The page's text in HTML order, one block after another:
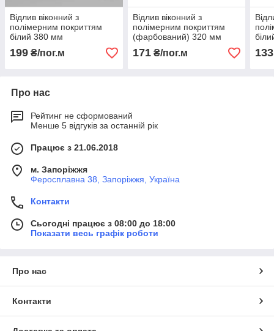
Відлив віконний з
полімерним покриттям
білий 380 мм
199 ₴/пог.м
Відлив віконний з
полімерним покриттям
(фарбований) 320 мм
171₴/пог.м 133
Про нас
Рейтинг не сформований
Менше 5 відгуків за останній рік
Працює з 21.06.2018
м. Запоріжжя
Феросплавна 38, Запоріжжя, Україна
Контакти
Сьогодні працює з 08:00 до 18:00
Показати весь графік роботи
Про нас
Контакти